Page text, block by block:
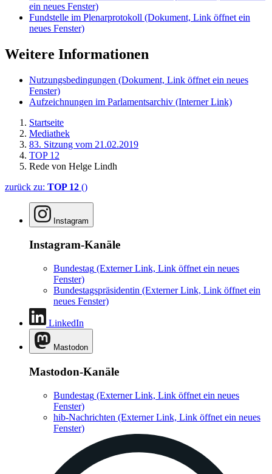
ein neues Fenster)
Fundstelle im Plenarprotokoll (Dokument, Link öffnet ein
neues Fenster)
Weitere Informationen
Nutzungsbedingungen (Dokument, Link öffnet ein neues
Fenster)
Aufzeichnungen im Parlamentsarchiv (Interner Link)
Startseite
Mediathek
83. Sitzung vom 21.02.2019
TOP 12
Rede von Helge Lindh
zurück zu: TOP 12 ()
Instagram
Instagram-Kanäle
Bundestag (Externer Link, Link öffnet ein neues
Fenster)
Bundestagspräsidentin (Externer Link, Link öffnet ein
neues Fenster)
LinkedIn
Mastodon
Mastodon-Kanäle
Bundestag (Externer Link, Link öffnet ein neues
Fenster)
hib-Nachrichten (Externer Link, Link öffnet ein neues
Fenster)